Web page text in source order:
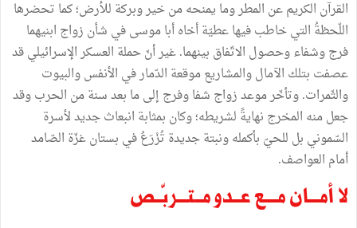
القرآن الكريم عن المطر وما يمنحه من خير وبركة للأرض؛ كما تحضرها
اللّحظةُ التي خاطب فيها عطيّة أخاه أبا موسى في شأن زواج ابنيهما
فرج وشفاء وحصول الاتّفاق بينهما. غير أنّ حملة العسكر الإسرائيلي قد
عصفت بتلك الآمال والمشاريع موقعة الدّمار في الأنفس والبيوت
والثّمرات. وتأخّر موعد زواج شفا وفرج إلى ما بعد سنة من الحرب وقد
جعل منه المخرج نهايةً لشريطه؛ وكان بمثابة انبعاث جديد لأسرة
السّموني بل للحيّ بأكمله ونبتة جديدة تُزْرَعُ في بستان غزّة الصّامد
أمام العواصف.
لا أمـــان مــــع عــدو مــتـــربّــص